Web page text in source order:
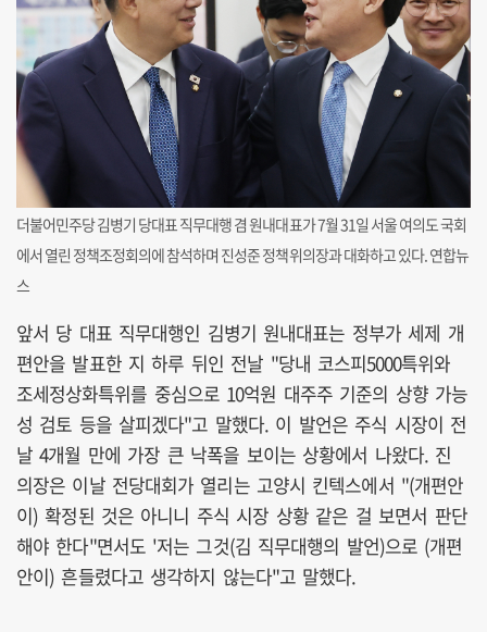
더불어민주당 김병기 당대표 직무대행 겸 원내대표가 7월 31일 서울 여의도 국회
에서 열린 정책조정회의에 참석하며 진성준 정책위의장과 대화하고 있다. 연합뉴
스
앞서 당 대표 직무대행인 김병기 원내대표는 정부가 세제 개
편안을 발표한 지 하루 뒤인 전날 "당내 코스피5000특위와
조세정상화특위를 중심으로 10억원 대주주 기준의 상향 가능
성 검토 등을 살피겠다"고 말했다. 이 발언은 주식 시장이 전
날 4개월 만에 가장 큰 낙폭을 보이는 상황에서 나왔다. 진
의장은 이날 전당대회가 열리는 고양시 킨텍스에서 "(개편안
이) 확정된 것은 아니니 주식 시장 상황 같은 걸 보면서 판단
해야 한다"면서도 '저는 그것(김 직무대행의 발언)으로 (개편
안이) 흔들렸다고 생각하지 않는다"고 말했다.